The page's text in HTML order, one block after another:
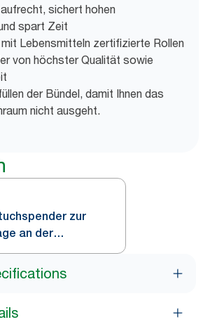
sichert hohen
spart Zeit
Lebensmitteln zertifizierte Rollen
von höchster Qualität sowie
der Bündel, damit Ihnen das
nicht ausgeht.
zur
an der
Weiß und